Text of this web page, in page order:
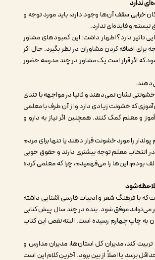
ندارد
خرابی سقف آن‌ها وجود دارد، باید مورد توجه و
نیستم و فایده‌ای ندارد.
تاثیر دارد؟ اظهار داشت: این کمبودهای مشاور
برای اضافه کردن مشاوران در نظر بگیرد. حال اگر
که اگر قرار است یک مشاور در چند مدرسه حضور
نشان نمی‌دهند و ثانیا در مواجهه با تندی
که خشونت زیادی دارد و از آن طرف با معلمی
و معلم کمک کنند. همچنین اگر نیاز به دارو و
را مورد خشونت قرار دهند یا تنها برای مردم
انتخاب معلم توجه بیشتری دارند و حقوق خوبی
انتفاعی مخالف بودم، این‌ها را می‌فهمیدم، چرا که معلمی کرده
شود
با فرهنگ شعر و ادبیات فارسی آشنایی داشته
می‌تواند موفق شود. بنده در چند سال پیش کتابی
به چاپ چهارم رسیده است. البته نقص این کتاب
کند، مدیران کل استان‌ها، مدیران مدارس و
برسد یا اصلاً از بین برود. آخرین کلام این است